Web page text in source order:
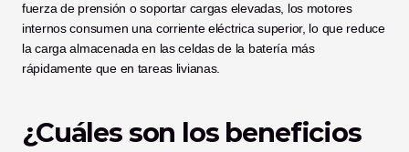
fuerza de prensión o soportar cargas elevadas, los motores
internos consumen una corriente eléctrica superior, lo que reduce
la carga almacenada en las celdas de la batería más
rápidamente que en tareas livianas.
¿Cuáles son los beneficios